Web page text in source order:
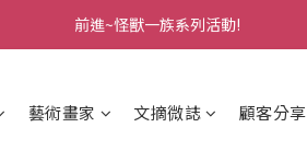
前進~怪獸一族系列活動!
前進~怪獸一族系列活動!
前進~怪獸一族系列活動!
藝術畫家 文摘微誌 顧客分享